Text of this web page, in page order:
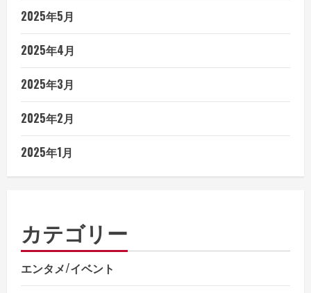
2025年5月
2025年4月
2025年3月
2025年2月
2025年1月
カテゴリー
エンタメ/イベント